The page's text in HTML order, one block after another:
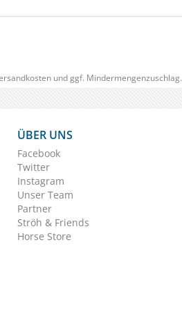
und ggf. Mindermengenzuschlag.
ÜBER UNS
Facebook
Twitter
Instagram
Unser Team
Partner
Ströh & Friends
Horse Store